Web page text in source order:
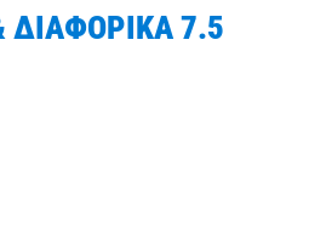
ΔΙΑΦΟΡΙΚΑ 7.5